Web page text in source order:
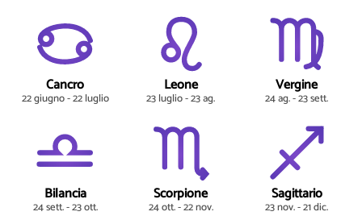
Cancro
22 giugno - 22 luglio
Leone
23 luglio - 23 ag.
Vergine
24 ag. - 23 sett.
Bilancia
24 sett. - 23 ott.
Scorpione
24 ott. - 22 nov.
Sagittario
23 nov. - 21 dic.